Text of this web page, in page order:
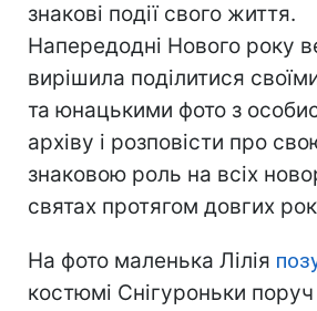
знакові події свого життя.
Напередодні Нового року
вирішила поділитися
та юнацькими фото з
архіву і розповісти про
знаковою роль на всіх
святах протягом довгих
На фото маленька Лілія
костюмі Снігуроньки поруч